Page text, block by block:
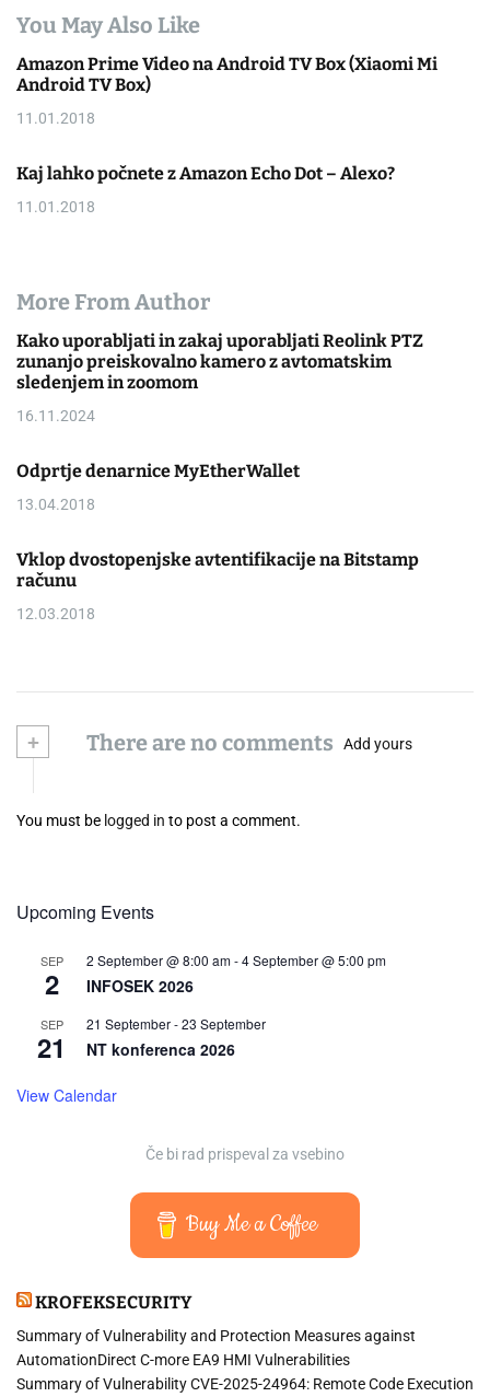
You May Also Like
Amazon Prime Video na Android TV Box (Xiaomi Mi
Android TV Box)
11.01.2018
Kaj lahko počnete z Amazon Echo Dot – Alexo?
11.01.2018
More From Author
Kako uporabljati in zakaj uporabljati Reolink PTZ
zunanjo preiskovalno kamero z avtomatskim
sledenjem in zoomom
16.11.2024
Odprtje denarnice MyEtherWallet
13.04.2018
Vklop dvostopenjske avtentifikacije na Bitstamp
računu
12.03.2018
+ There are no comments Add yours
You must be logged in to post a comment.
Upcoming Events
SEP
2
2 September @ 8:00 am-4 September @ 5:00 pm
INFOSEK 2026
SEP
21
21 September-23 September
NT konferenca 2026
View Calendar
Če bi rad prispeval za vsebino
Buy Me a Coffee
KROFEKSECURITY
Summary of Vulnerability and Protection Measures against
AutomationDirect C-more EA9 HMI Vulnerabilities
Summary of Vulnerability CVE-2025-24964: Remote Code Execution